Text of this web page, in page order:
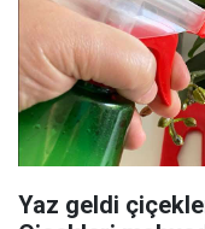
Yaz geldi